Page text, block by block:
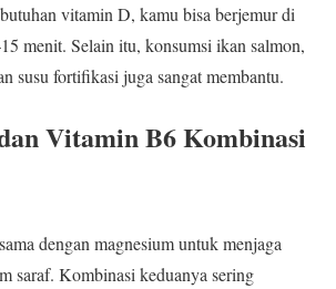
vitamin D, kamu bisa berjemur di
menit. Selain itu, konsumsi ikan salmon,
susu fortifikasi juga sangat membantu.
Vitamin B6 Kombinasi
dengan magnesium untuk menjaga
saraf. Kombinasi keduanya sering